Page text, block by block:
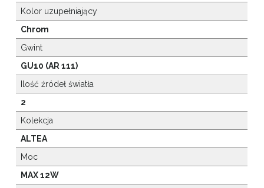
Kolor uzupełniający
Chrom
Gwint
GU10 (AR 111)
Ilość źródeł światła
2
Kolekcja
ALTEA
Moc
MAX 12W